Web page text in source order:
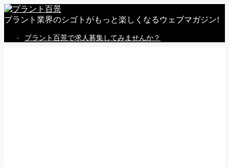
プラント業界のシゴトがもっと楽しくなるウェブマガジン!
プラント百景で求人募集してみませんか？